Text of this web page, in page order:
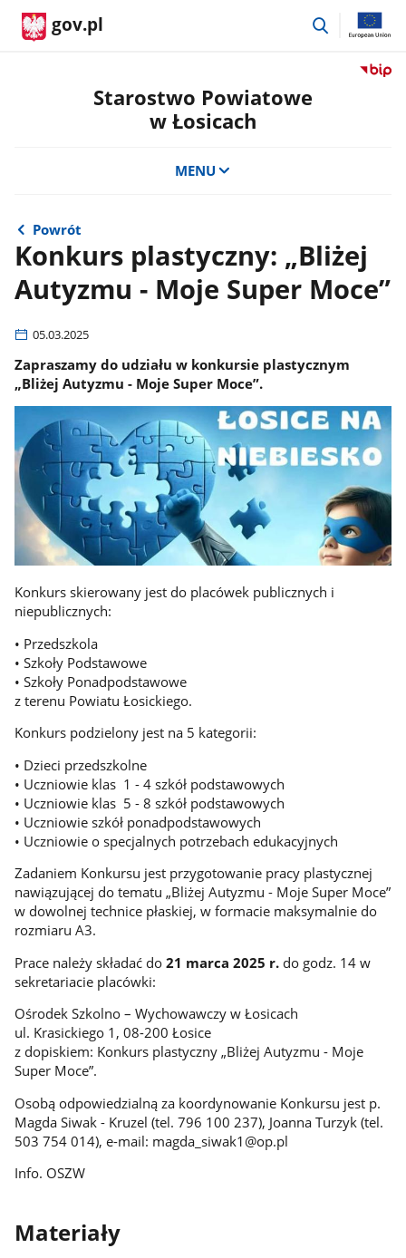
gov.pl
przejdź
Przejdź
Starostwo Powiatowe
w Łosicach
MENU
Powrót
Konkurs plastyczny: „Bliżej
Autyzmu - Moje Super Moce”
05.03.2025
Zapraszamy do udziału w konkursie plastycznym
„Bliżej Autyzmu - Moje Super Moce”.
Konkurs skierowany jest do placówek publicznych i
niepublicznych:
• Przedszkola
• Szkoły Podstawowe
• Szkoły Ponadpodstawowe
z terenu Powiatu Łosickiego.
Konkurs podzielony jest na 5 kategorii:
• Dzieci przedszkolne
• Uczniowie klas 1 - 4 szkół podstawowych
• Uczniowie klas 5 - 8 szkół podstawowych
• Uczniowie szkół ponadpodstawowych
• Uczniowie o specjalnych potrzebach edukacyjnych
Zadaniem Konkursu jest przygotowanie pracy plastycznej
nawiązującej do tematu „Bliżej Autyzmu - Moje Super Moce”
w dowolnej technice płaskiej, w formacie maksymalnie do
rozmiaru A3.
Prace należy składać do 21 marca 2025 r.do godz. 14 w
sekretariacie placówki:
Ośrodek Szkolno – Wychowawczy w Łosicach
ul. Krasickiego 1, 08-200 Łosice
z dopiskiem: Konkurs plastyczny „Bliżej Autyzmu - Moje
Super Moce”.
Osobą odpowiedzialną za koordynowanie Konkursu jest p.
Magda Siwak - Kruzel (tel. 796 100 237), Joanna Turzyk (tel.
503 754 014), e-mail: magda_siwak1@op.pl
Info. OSZW
Materiały